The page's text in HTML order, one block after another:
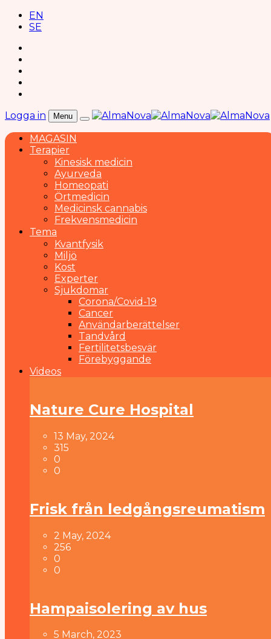
EN
SE
Logga in Menu
MAGASIN
Terapier
Kinesisk medicin
Ayurveda
Homeopati
Örtmedicin
Medicinsk cannabis
Frekvensmedicin
Tema
Kvantfysik
Miljö
Kost
Experter
Sjukdomar
Corona/Covid-19
Cancer
Användarberättelser
Tandvård
Fertilitetsbesvär
Förebyggande
Videos
Nature Cure Hospital
13 May, 2024
315
0
0
Frisk från ledgångsreumatism
2 May, 2024
256
0
0
Hampaisolering av hus
5 March, 2023